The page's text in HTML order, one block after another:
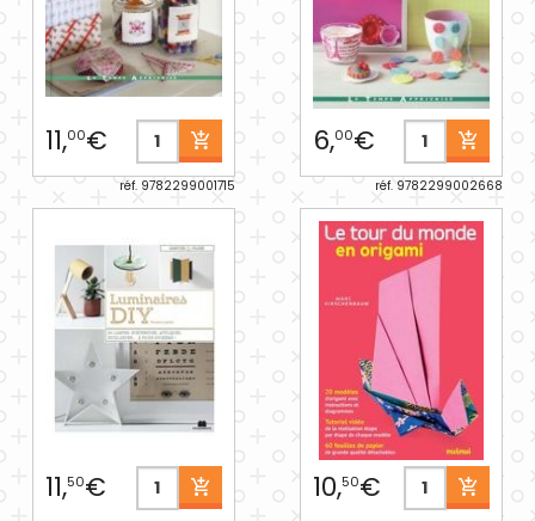
11,00€
réf. 9782299001715
6,00€
réf. 9782299002668
11,50€ 10,50€